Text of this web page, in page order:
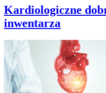
Kardiologiczne
inwentarza